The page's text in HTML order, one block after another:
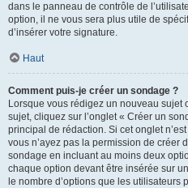
dans le panneau de contrôle de
option, il ne vous sera plus utile de
d’insérer votre signature.
Haut
Comment puis-je créer un sondage ?
Lorsque vous rédigez un nouveau sujet
sujet, cliquez sur l’onglet « Créer un
principal de rédaction. Si cet onglet
vous n’ayez pas la permission de créer
sondage en incluant au moins deux
chaque option devant être insérée sur
le nombre d’options que les utilisateurs